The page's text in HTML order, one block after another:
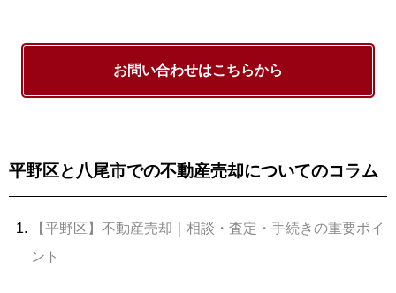
お問い合わせはこちらから
平野区と八尾市での不動産売却についてのコラム
【平野区】不動産売却｜相談・査定・手続きの重要ポイ
ント